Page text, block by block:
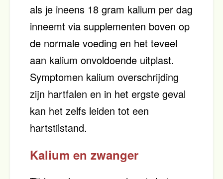
als je ineens 18 gram kalium per dag
inneemt via supplementen boven op
de normale voeding en het teveel
aan kalium onvoldoende uitplast.
Symptomen kalium overschrijding
zijn hartfalen en in het ergste geval
kan het zelfs leiden tot een
hartstilstand.
Kalium en zwanger